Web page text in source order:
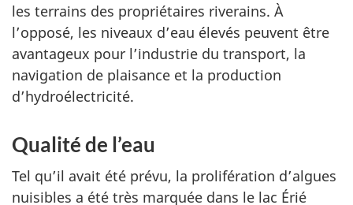
les terrains des propriétaires riverains. À
l’opposé, les niveaux d’eau élevés peuvent être
avantageux pour l’industrie du transport, la
navigation de plaisance et la production
d’hydroélectricité.
Qualité de l’eau
Tel qu’il avait été prévu, la prolifération d’algues
nuisibles a été très marquée dans le lac Érié